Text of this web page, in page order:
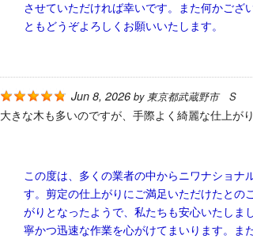
させていただければ幸いです。また何かご
ともどうぞよろしくお願いいたします。
Jun 8, 2026 by 東京都武蔵野市 S
大きな木も多いのですが、手際よく綺麗な仕上が
この度は、多くの業者の中からニワナショナ
す。剪定の仕上がりにご満足いただけたとの
がりとなったようで、私たちも安心いたしま
寧かつ迅速な作業を心がけてまいります。ま